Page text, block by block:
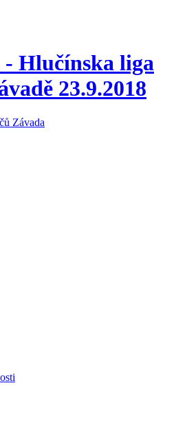
Hlučínska liga
23.9.2018